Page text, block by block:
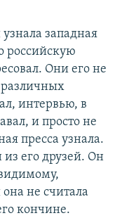
западная
российскую
Они его не
интервью, в
и просто не
пресса узнала.
из его друзей. Он
не считала
кончине.